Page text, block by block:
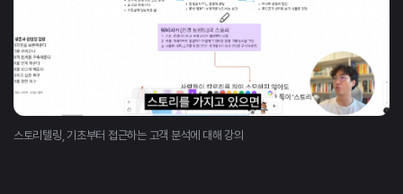
스토리텔링, 기초부터 접근하는 고객 분석에 대해 강의